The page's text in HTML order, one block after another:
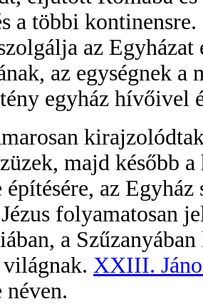
a többi
az
az egységnek
egyház hívőivel
majd később
az
folyamatosan
a
XXIII.